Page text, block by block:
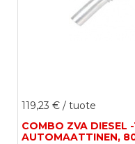
119,23 € / tuote
COMBO ZVA DIESEL
AUTOMAATTINEN,